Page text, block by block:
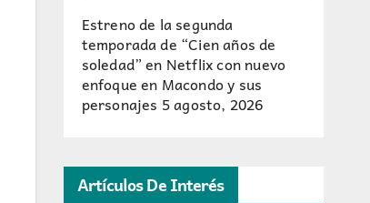
Estreno de la segunda
temporada de “Cien años de
soledad” en Netflix con nuevo
enfoque en Macondo y sus
personajes 5 agosto, 2026
Artículos De Interés